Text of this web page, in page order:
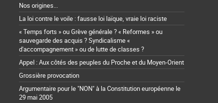
Nos origines...
La loi contre le voile : fausse loi laïque, vraie loi raciste
« Temps forts » ou Grève générale ? « Reformes » ou
sauvegarde des acquis ? Syndicalisme «
d'accompagnement » ou de lutte de classes ?
Appel : Aux côtés des peuples du Proche et du Moyen-Orient
Grossière provocation
Argumentaire pour le "NON" à la Constitution européenne le
29 mai 2005